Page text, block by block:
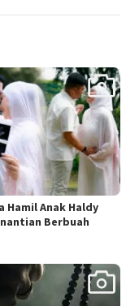
Hamil Anak Haldy
Berbuah